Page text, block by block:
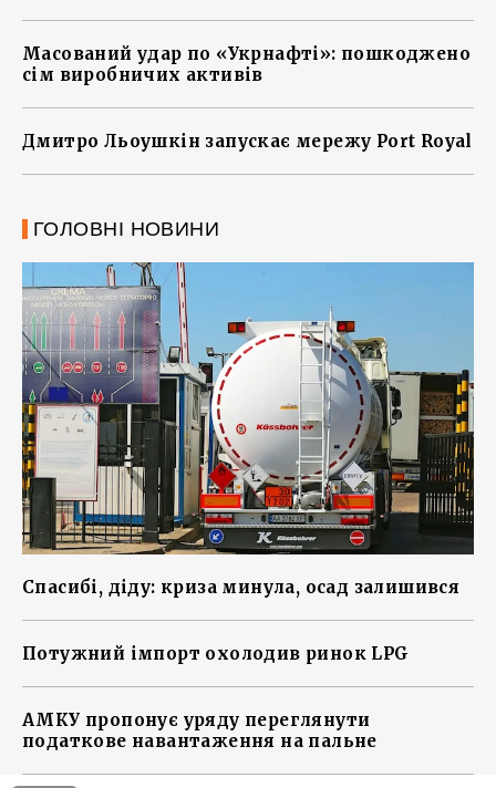
Масований удар по «Укрнафті»: пошкоджено
сім виробничих активів
Дмитро Льоушкін запускає мережу Port Royal
ГОЛОВНІ НОВИНИ
Спасибі, діду: криза минула, осад залишився
Потужний імпорт охолодив ринок LPG
АМКУ пропонує уряду переглянути
податкове навантаження на пальне